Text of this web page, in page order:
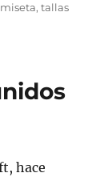
,tallas
hace